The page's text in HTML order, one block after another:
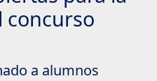
concurso
a alumnos